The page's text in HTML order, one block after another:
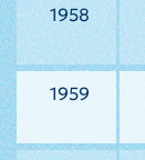
1958
1959